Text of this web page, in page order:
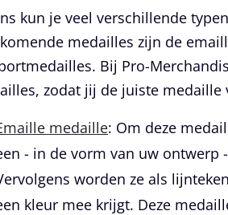
kun je veel verschillende
medailles zijn de
Bij Pro-
zodat jij de juiste medaille
medaille: Om deze
- in de vorm van uw
worden ze als
kleur mee krijgt. Deze